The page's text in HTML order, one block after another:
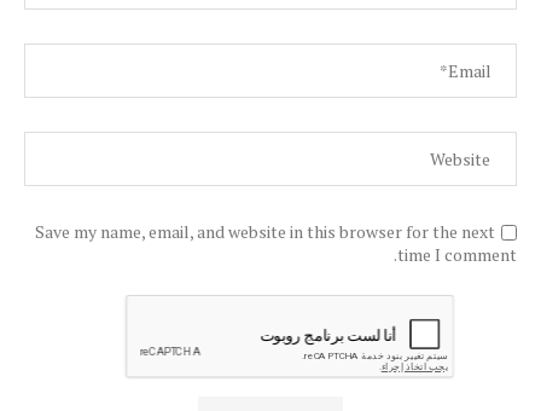
Save my name, email, and website in this browser for the next
time I comment.